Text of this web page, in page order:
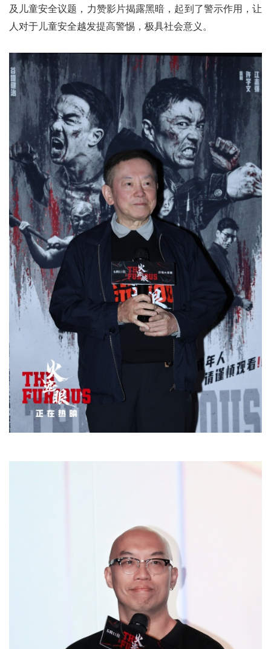
及儿童安全议题，力赞影片揭露黑暗，起到了警示作用，让
人对于儿童安全越发提高警惕，极具社会意义。